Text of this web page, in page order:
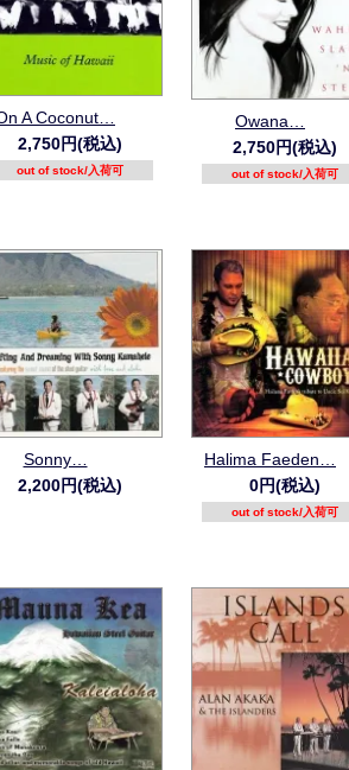
A Coconut…
2,750円(税込)
out of stock/入荷可
Owana…
2,750円(税込)
out of stock/入荷可
Sonny…
2,200円(税込)
Halima Faeden…
0円(税込)
out of stock/入荷可